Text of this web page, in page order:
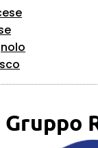
Gruppo